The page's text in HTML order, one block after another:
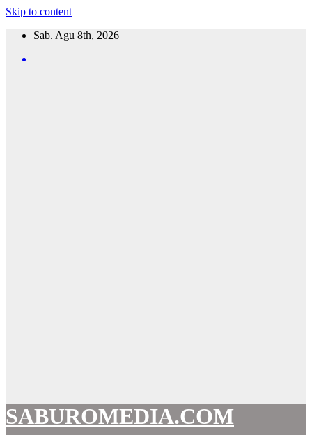
Skip to content
Sab. Agu 8th, 2026
SABUROMEDIA.COM